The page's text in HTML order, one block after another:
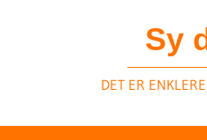
Sy
DET ER